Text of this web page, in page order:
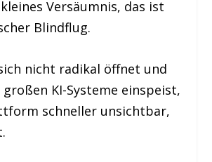
Versäumnis, das ist
Blindflug.
nicht radikal öffnet und
KI-Systeme einspeist,
schneller unsichtbar,